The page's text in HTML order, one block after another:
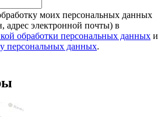
моих персональных данных
адрес электронной почты) в
обработки персональных данных и
персональных данных.